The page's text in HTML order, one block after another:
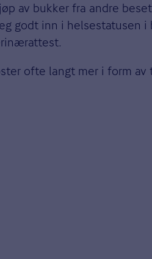
av bukker fra andre
godt inn i helsestatusen
ofte langt mer i form